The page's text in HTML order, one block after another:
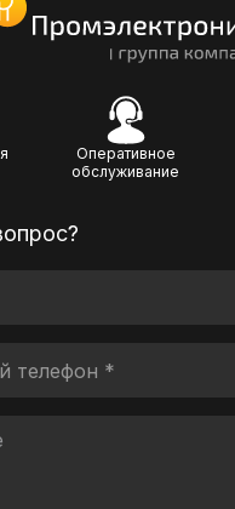
Оперативное
обслуживание